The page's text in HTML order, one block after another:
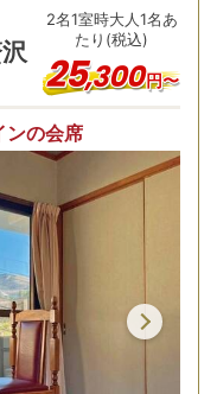
2名1室時大人1名あ
たり(税込)
25,300円〜
ンの会席